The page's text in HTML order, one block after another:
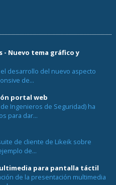
Nuevo tema gráfico y
desarrollo del nuevo aspecto
de...
portal web
Ingenieros de Seguridad) ha
para dar...
de cliente de Likeik sobre
de...
para pantalla táctil
de la presentación multimedia